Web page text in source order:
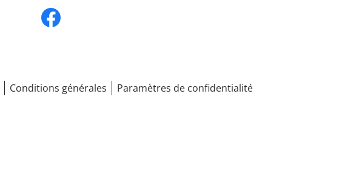
Conditions générales Paramètres de confidentialité